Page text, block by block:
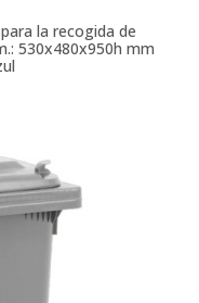
la recogida de
530x480x950h mm